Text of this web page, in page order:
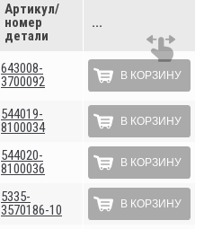
Артикул/
номер
детали
...
643008-
3700092
В КОРЗИНУ
544019-
8100034
В КОРЗИНУ
544020-
8100036
В КОРЗИНУ
5335-
3570186-10
В КОРЗИНУ